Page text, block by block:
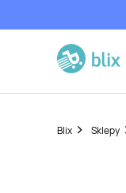
Blix Sklepy